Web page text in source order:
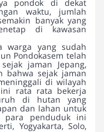
pondok di dekat
waktu, jumlah
banyak yang
di kawasan
warga yang sudah
Pondokasem telah
jaman Jepang,
bahwa sejak jaman
di wilayah
rata rata bekerja
di hutan yang
dan lahan untuk
para penduduk ini
Yogyakarta, Solo,